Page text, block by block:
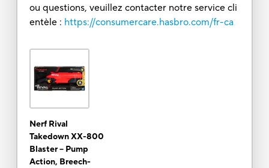
ou questions, veuillez contacter notre service cli
entèle : https://consumercare.hasbro.com/fr-ca
Nerf Rival
Takedown XX-800
Blaster -- Pump
Action, Breech-